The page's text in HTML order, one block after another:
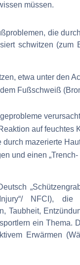
müssen.
die
schwitzen
etwa unter den
Fußschweiß
auf feuchtes
mazerierte
und einen
NFCI), die
Taubheit,
ein
Erwärmen